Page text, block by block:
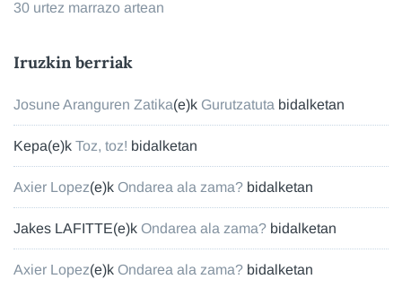
30 urtez marrazo artean
Iruzkin berriak
Josune Aranguren Zatika(e)k Gurutzatuta bidalketan
Kepa(e)k Toz, toz! bidalketan
Axier Lopez(e)k Ondarea ala zama? bidalketan
Jakes LAFITTE(e)k Ondarea ala zama? bidalketan
Axier Lopez(e)k Ondarea ala zama? bidalketan